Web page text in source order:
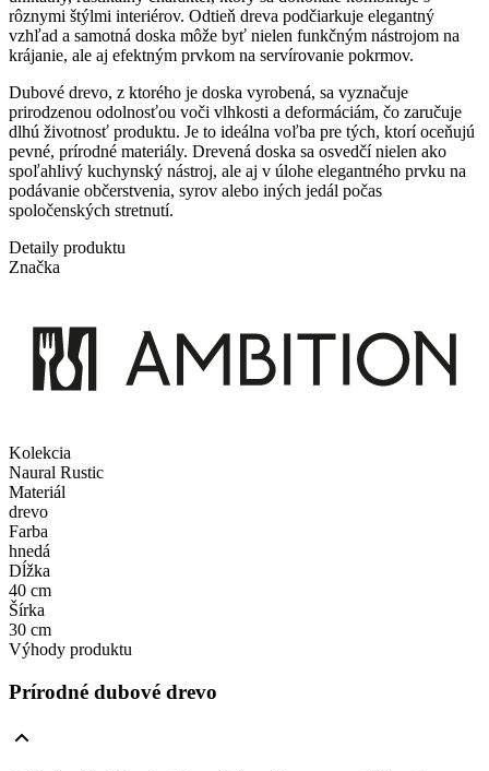
rôznymi štýlmi interiérov. Odtieň dreva podčiarkuje elegantný
vzhľad a samotná doska môže byť nielen funkčným nástrojom na
krájanie, ale aj efektným prvkom na servírovanie pokrmov.
Dubové drevo, z ktorého je doska vyrobená, sa vyznačuje
prirodzenou odolnosťou voči vlhkosti a deformáciám, čo zaručuje
dlhú životnosť produktu. Je to ideálna voľba pre tých, ktorí oceňujú
pevné, prírodné materiály. Drevená doska sa osvedčí nielen ako
spoľahlivý kuchynský nástroj, ale aj v úlohe elegantného prvku na
podávanie občerstvenia, syrov alebo iných jedál počas
spoločenských stretnutí.
Detaily produktu
Značka
Kolekcia
Naural Rustic
Materiál
drevo
Farba
hnedá
Dĺžka
40 cm
Šírka
30 cm
Výhody produktu
Prírodné dubové drevo